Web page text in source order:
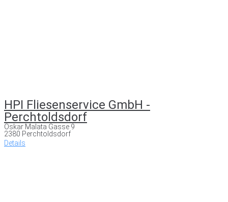
HPI Fliesenservice GmbH -
Perchtoldsdorf
Oskar Malata Gasse 9
2380 Perchtoldsdorf
Details